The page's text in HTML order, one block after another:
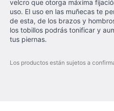
velcro que otorga máxima
uso. El uso en las muñecas te
de esta, de los brazos y
los tobillos podrás tonificar y
tus piernas.
Los productos están sujetos a